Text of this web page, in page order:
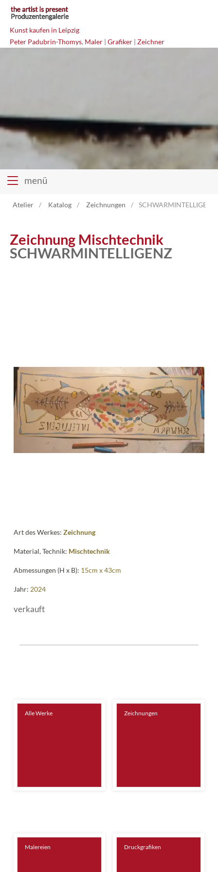
Kunst kaufen in Leipzig
Peter Padubrin-Thomys, Maler | Grafiker | Zeichner
menü
Atelier
Kontakt
Atelier Katalog Zeichnungen
Zeichnung Mischtechnik
SCHWARMINTELLIGENZ
Art des Werkes:Zeichnung
Material, Technik: Mischtechnik
Abmessungen (H x B): 15cm x 43cm
Jahr: 2024
verkauft
Alle Werke Zeichnungen
Malereien Druckgrafiken